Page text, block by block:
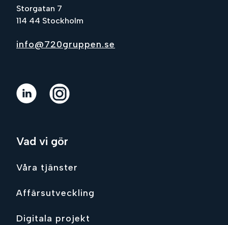
Storgatan 7
114 44 Stockholm
info@720gruppen.se
Vad vi gör
Våra tjänster
Affärsutveckling
Digitala projekt